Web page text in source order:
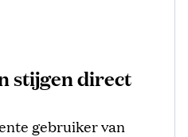
stijgen direct
gebruiker van